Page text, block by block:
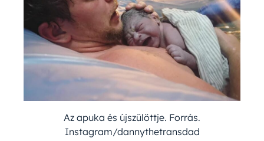
Az apuka és újszülöttje. Forrás.
Instagram/dannythetransdad